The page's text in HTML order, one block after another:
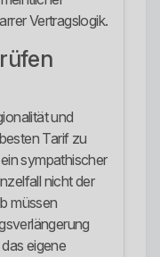
Vertragslogik.
und
Tarif zu
sympathischer
nicht der
müssen
eigene